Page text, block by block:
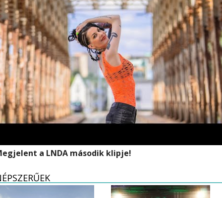
a LNDA második klipje!